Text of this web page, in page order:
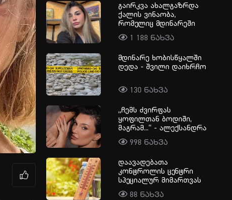
გაირკვა ახალგაზრდა
ქალის ვინაობა,
რომელიც მდინარეში
შვილის გადარჩენას
ცდილობდა და მასთან
დაიღუპა - საზარელი
ტრაგედიის დეტალები
1 188 ნახვა
მდინარე ხობისწყალში
დედა - შვილი დაიხრჩო
130 ნახვა
„ჩემს ძვირფას
ყოფილთან ბოდიში,
მაგრამ...“ - ალექსანდრა
პაიჭაძის გულწრფელი
აღიარება
998 ნახვა
დაავადებათა
კონტროლის ცენტრი
სპეციალურ მიმართვას
ავრცელებს
88 ნახვა